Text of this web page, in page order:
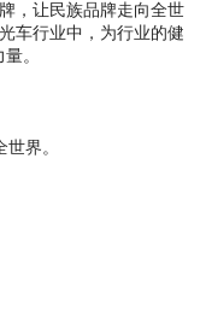
，让民族品牌走向全世
车行业中，为行业的健
。
界。